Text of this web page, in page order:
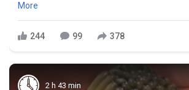
More
244 99 378
2 h 43 min